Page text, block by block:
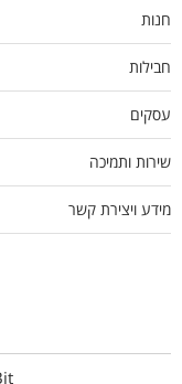
חנות
חבילות
עסקים
שירות ותמיכה
מידע ויצירת קשר